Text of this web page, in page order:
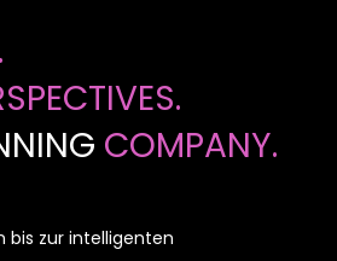
COMPANY.
bis zur intelligenten